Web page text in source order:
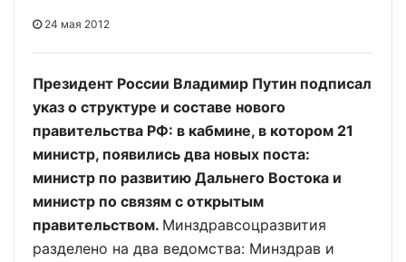
24 мая 2012
Президент России Владимир Путин подписал
указ о структуре и составе нового
правительства РФ: в кабмине, в котором 21
министр, появились два новых поста:
министр по развитию Дальнего Востока и
министр по связям с открытым
правительством. Минздравсоцразвития
разделено на два ведомства: Минздрав и